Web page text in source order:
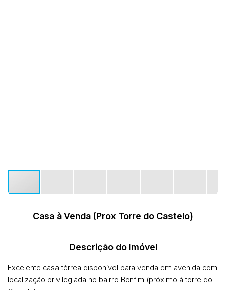
Casa à Venda (Prox Torre do Castelo)
Descrição do Imóvel
Excelente casa térrea disponível para venda em avenida com
localização privilegiada no bairro Bonfim (próximo à torre do